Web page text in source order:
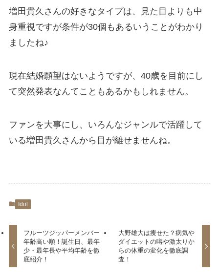
増田貴久さんの好きなタイプは、見た目よりも中
身重視ですが条件が30個もあるいうことがわかり
ましたね♪
現在結婚願望はないようですが、40歳を目前にし
て突然発表なんてこともあるかもしれません。
ファンを大事にし、いろんなジャンルで活躍して
いる増田貴久さんから目が離せませんね。
Idol
フルーツジッパーメンバー
年齢高い順！誕生日、最年
少・最年長や平均年齢を徹
底紹介！
大野雄大は痩せた？病気や
ダイエットの噂や激太りか
らの体重の変化を徹底調
査！